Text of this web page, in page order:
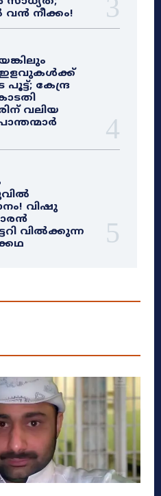
നീക്കം!
ഇളവുകൾക്ക്
കേന്ദ്ര
വലിയ
വിഷു
വിൽക്കുന്ന